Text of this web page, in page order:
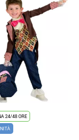
24/48 ORE